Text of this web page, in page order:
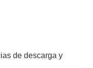
de descarga y